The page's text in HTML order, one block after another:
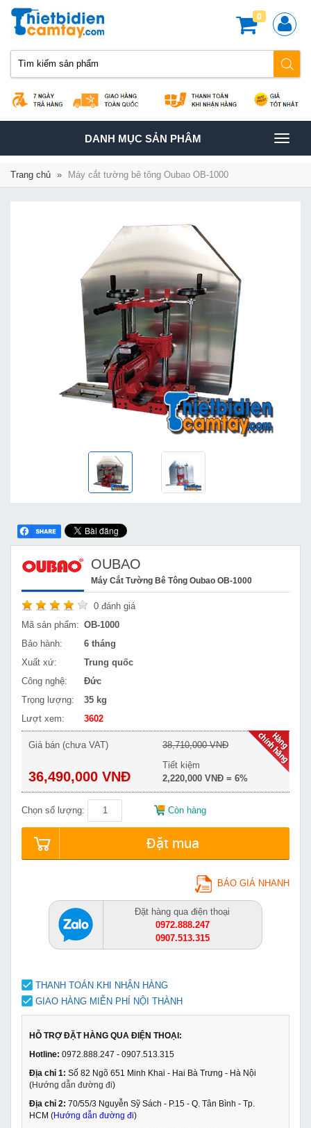
0
TOGGLE
NAVIGATION
DANH MỤC SẢN PHÂM
Trang chủ » Máy cắt tường bê tông Oubao OB-1000
OUBAO
Máy Cắt Tường Bê Tông Oubao OB-1000
0 đánh giá
Mã sản phẩm: OB-1000
Bảo hành:
6 tháng
Xuất xứ:
Trung quốc
Công nghệ:
Đức
Trọng lượng:
35 kg
Lượt xem:
3602
Giá bán (chưa VAT)
36,490,000 VNĐ
38,710,000 VNĐ
Tiết kiệm
2,220,000 VNĐ = 6%
Chọn số lượng: Còn hàng
Đặt mua
BÁO GIÁ NHANH
Đặt hàng qua điện thoại
0972.888.247
0907.513.315
THANH TOÁN KHI NHẬN HÀNG
GIAO HÀNG MIỄN PHÍ NỘI THÀNH
HỖ TRỢ ĐẶT HÀNG QUA ĐIỆN THOẠI:
Hotline: 0972.888.247 - 0907.513.315
Địa chỉ 1: Số 82 Ngõ 651 Minh Khai - Hai Bà Trưng - Hà Nội
(Hướng dẫn đường đi)
Địa chỉ 2: 70/55/3 Nguyễn Sỹ Sách - P.15 - Q. Tân Bình - Tp.
HCM (Hướng dẫn đường đi)